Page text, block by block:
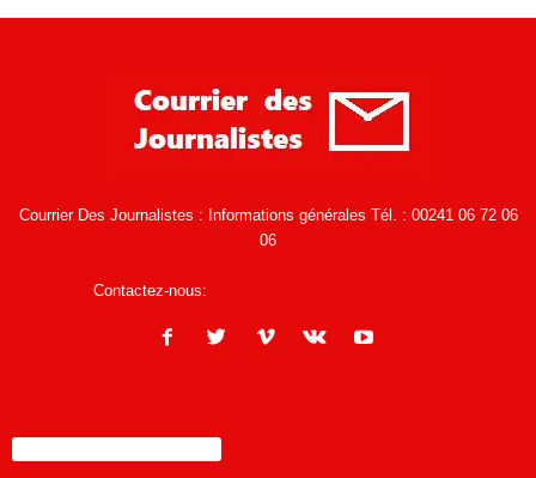
Courrier Des Journalistes : Informations générales Tél. : 00241 06 72 06
06
Contactez-nous: